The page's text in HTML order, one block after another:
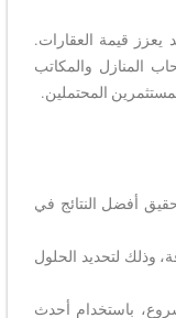
يعزز قيمة العقارات.
المنازل والمكاتب
المحتملين.
أفضل النتائج في
وذلك لتحديد الحلول
باستخدام أحدث